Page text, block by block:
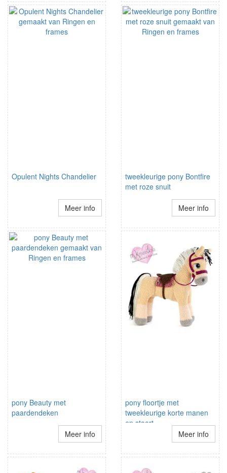
Opulent Nights Chandelier
Meer info
tweekleurige pony Bontfire
met roze snuit
Meer info
pony Beauty met
paardendeken
Meer info
pony floortje met
tweekleurige korte manen
en staart
Meer info